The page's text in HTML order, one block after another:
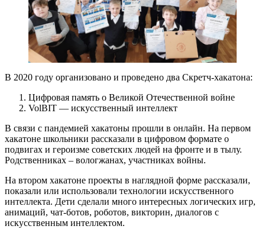
В 2020 году организовано и проведено два Скретч-хакатона:
Цифровая память о Великой Отечественной войне
VolBIT — искусственный интеллект
В связи с пандемией хакатоны прошли в онлайн. На первом
хакатоне школьники рассказали в цифровом формате о
подвигах и героизме советских людей на фронте и в тылу.
Родственниках – вологжанах, участниках войны.
На втором хакатоне проекты в наглядной форме рассказали,
показали или использовали технологии искусственного
интеллекта. Дети сделали много интересных логических игр,
анимаций, чат-ботов, роботов, викторин, диалогов с
искусственным интеллектом.